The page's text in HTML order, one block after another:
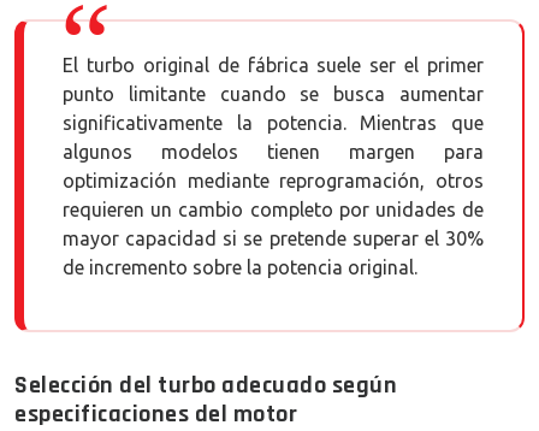
El turbo original de fábrica suele ser el primer
punto limitante cuando se busca aumentar
significativamente la potencia. Mientras que
algunos modelos tienen margen para
optimización mediante reprogramación, otros
requieren un cambio completo por unidades de
mayor capacidad si se pretende superar el 30%
de incremento sobre la potencia original.
Selección del turbo adecuado según
especificaciones del motor